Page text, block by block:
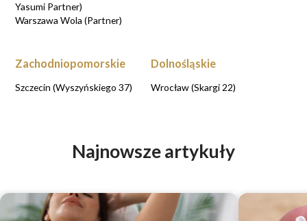
Yasumi Partner)
Warszawa Wola (Partner)
Zachodniopomorskie
Szczecin (Wyszyńskiego 37)
Dolnośląskie
Wrocław (Skargi 22)
Najnowsze artykuły